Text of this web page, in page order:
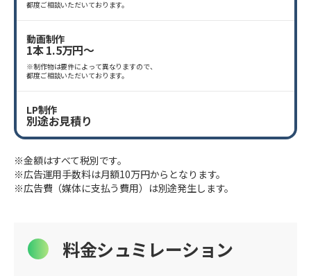
都度ご相談いただいております。
動画制作
1本 1.5万円〜
※制作物は要件によって異なりますので、
都度ご相談いただいております。
LP制作
別途お見積り
※金額はすべて税別です。
※広告運用手数料は月額10万円からとなります。
※広告費（媒体に支払う費用）は別途発生します。
料金シュミレーション